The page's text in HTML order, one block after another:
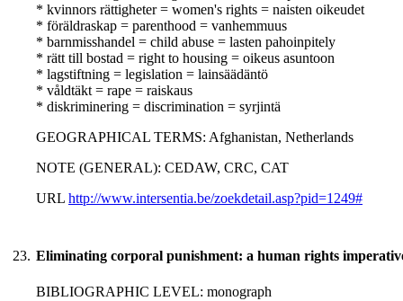
* kvinnors rättigheter = women's rights = naisten oikeudet
* föräldraskap = parenthood = vanhemmuus
* barnmisshandel = child abuse = lasten pahoinpitely
* rätt till bostad = right to housing = oikeus asuntoon
* lagstiftning = legislation = lainsäädäntö
* våldtäkt = rape = raiskaus
* diskriminering = discrimination = syrjintä
GEOGRAPHICAL TERMS: Afghanistan, Netherlands
NOTE (GENERAL): CEDAW, CRC, CAT
URL http://www.intersentia.be/zoekdetail.asp?pid=1249#
23. Eliminating corporal punishment: a human rights
BIBLIOGRAPHIC LEVEL: monograph